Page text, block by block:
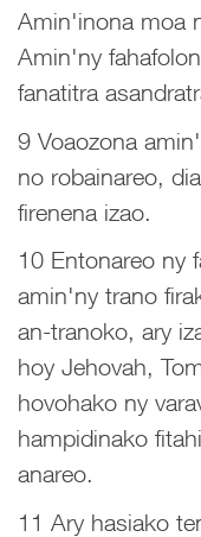
Amin'inona moa
Amin'ny
fanatitra
9 Voaozona
no robainareo,
firenena izao.
10 Entonareo ny
amin'ny trano
an-tranoko, ary
hoy Jehovah,
hovohako ny
hampidinako
anareo.
11 Ary hasiako